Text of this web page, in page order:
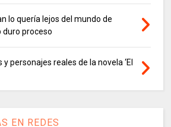
lo quería lejos del mundo de
duro proceso
personajes reales de la novela ‘El
EN REDES